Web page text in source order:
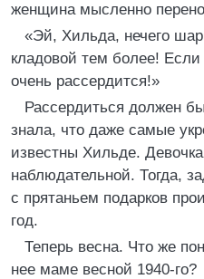
женщина мысленно
«Эй, Хильда, нечего
кладовой тем более!
очень рассердится!»
Рассердиться должен
знала, что даже самые
известны Хильде.
наблюдательной. Тогда,
с прятаньем подарков
год.
Теперь весна. Что же
нее маме весной 1940-го?